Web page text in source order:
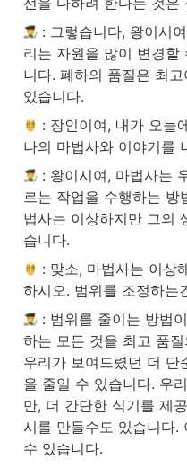
: 그렇습니다, 왕이시
리는 자원을 많이 변경할
니다. 폐하의 품질은 최
있습니다.
: 장인이여, 내가 오늘
나의 마법사와 이야기를
: 왕이시여, 마법사는
르는 작업을 수행하는 방
법사는 이상하지만 그의
습니다.
: 맞소, 마법사는 이상
하시오. 범위를 조정하는
: 범위를 줄이는 방법
하는 모든 것을 최고 품
우리가 보여드렸던 더 단
을 줄일 수 있습니다. 우
만, 더 간단한 식기를 제
시를 만들수도 있습니다.
수 있습니다.